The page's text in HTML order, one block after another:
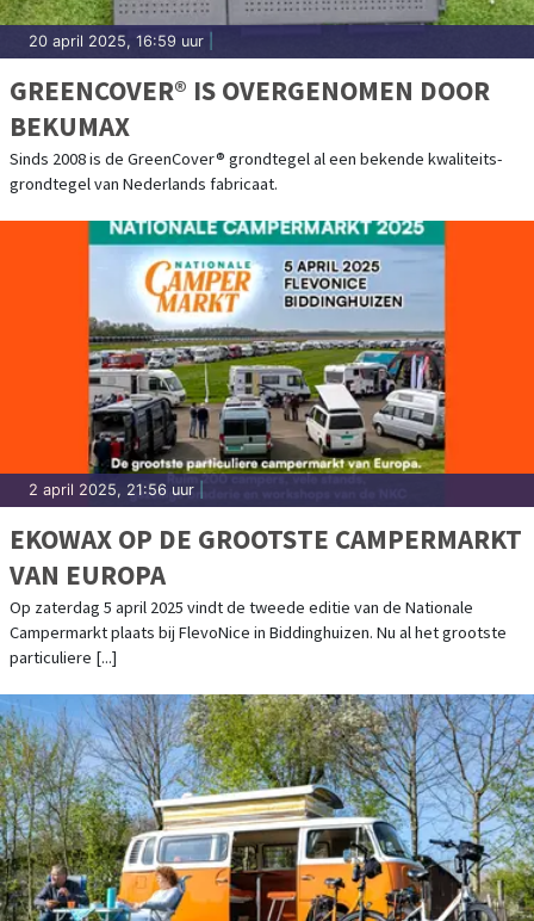
20 april 2025, 16:59 uur
GREENCOVER® IS OVERGENOMEN DOOR
BEKUMAX
Sinds 2008 is de GreenCover® grondtegel al een bekende kwaliteits-
grondtegel van Nederlands fabricaat.
2 april 2025, 21:56 uur
EKOWAX OP DE GROOTSTE CAMPERMARKT
VAN EUROPA
Op zaterdag 5 april 2025 vindt de tweede editie van de Nationale
Campermarkt plaats bij FlevoNice in Biddinghuizen. Nu al het grootste
particuliere [...]